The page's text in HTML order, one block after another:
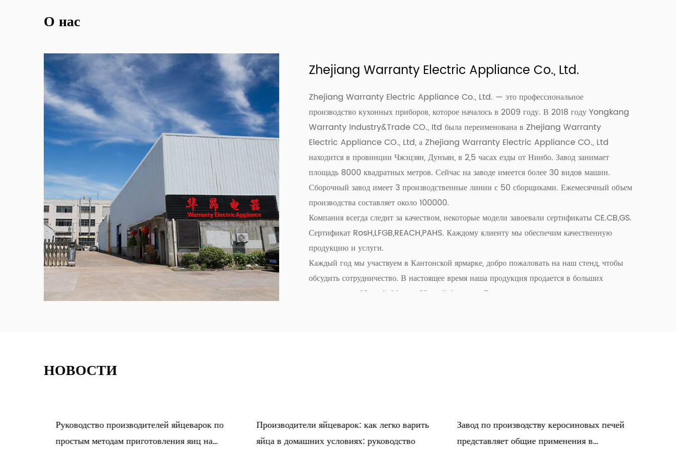
О нас
Zhejiang Warranty Electric Appliance Co., Ltd.
Zhejiang Warranty Electric Appliance Co., Ltd. — это профессиональное
производство кухонных приборов, которое началось в 2009 году. В 2018 году Yongkang
Warranty Industry&Trade CO., Itd была переименована в Zhejiang Warranty
Electric Appliance CO., Ltd, а Zhejiang Warranty Electric Appliance CO., Ltd
находится в провинции Чжэцзян, Дунъян, в 2,5 часах езды от Нинбо. Завод занимает
площадь 8000 квадратных метров. Сейчас на заводе имеется более 30 видов машин.
Сборочный завод имеет 3 производственные линии с 50 сборщиками. Ежемесячный объем
производства составляет около 100000.
Компания всегда следит за качеством, некоторые модели завоевали сертификаты CE.CB,GS.
Сертификат RosH,LFGB,REACH,PAHS. Каждому клиенту мы обеспечим качественную
продукцию и услуги.
Каждый год мы участвуем в Кантонской ярмарке, добро пожаловать на наш стенд, чтобы
обсудить сотрудничество. В настоящее время наша продукция продается в больших
количествах в Южной Африке, Южной Америке, Европе. мы надеемся сотрудничать с
НОВОСТИ
Руководство производителей яйцеварок по
простым методам приготовления яиц на
Производители яйцеварок: как легко варить
яйца в домашних условиях: руководство
Завод по производству керосиновых печей
представляет общие применения в